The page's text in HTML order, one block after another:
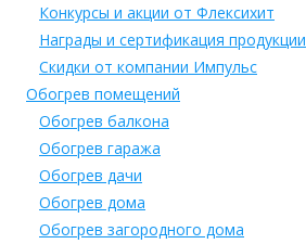
Конкурсы и акции от Флексихит
Награды и сертификация продукции
Скидки от компании Импульс
Обогрев помещений
Обогрев балкона
Обогрев гаража
Обогрев дачи
Обогрев дома
Обогрев загородного дома